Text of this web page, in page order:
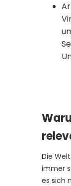
Die
immer
es sich